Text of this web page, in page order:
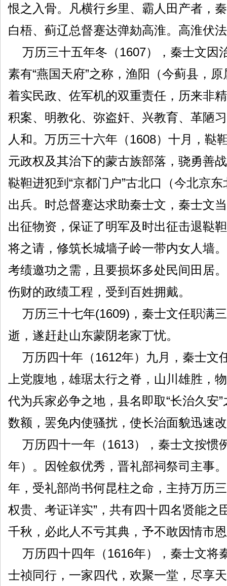
恨之入骨。凡横行乡里、霸人田产者，
白梧、蓟辽总督蹇达弹劾高淮。高淮伏
万历三十五年冬（1607），秦士文因
素有“燕国天府”之称，渔阳（今蓟县，
着实民政、佐军机的双重责任，历来非
积案、明教化、弥盗奸、兴教育、革陋
人和。万历三十六年（1608）十月，鞑
元政权及其治下的蒙古族部落，骁勇善
鞑靼进犯到“京都门户”古北口（今北京
出兵。时总督蹇达求助秦士文，秦士文
出征物资，保证了明军及时出征击退鞑
将之请，修筑长城墙子岭一带内女人墙
考绩邀功之需，且要损坏多处民间田居
伤财的政绩工程，受到百姓拥戴。
万历三十七年(1609)，秦士文任职满
逝，遂赶赴山东蒙阴老家丁忧。
万历四十年（1612年）九月，秦士文
上党腹地，雄琚太行之脊，山川雄胜，
代为兵家必争之地，县名即取“长治久安
数额，罢免内使骚扰，使长治面貌迅速
万历四十一年（1613），秦士文按惯
年）。因铨叙优秀，晋礼部祠祭司主事
年，受礼部尚书何昆柱之命，主持万历
权贵、考证详实”，共有四十四名贤能之
千秋，必此人不亏其典，予不敢因情市
万历四十四年（1616年），秦士文将
士祯同行，一家四代，欢聚一堂，尽享